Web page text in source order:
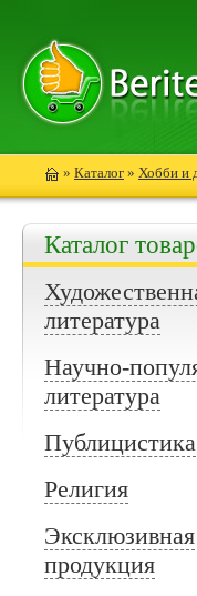
» Каталог » Хобби и
Каталог
литература
Научно-
литература
Публицистика
Религия
Эксклюзивная
продукция